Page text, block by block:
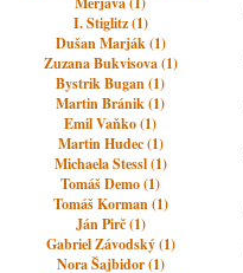
I. Stiglitz (1)
Dušan Marják (1)
Zuzana Bukvisova (1)
Bystrik Bugan (1)
Martin Bránik (1)
Emil Vaňko (1)
Martin Hudec (1)
Michaela Stessl (1)
Tomáš Demo (1)
Tomáš Korman (1)
Ján Pirč (1)
Gabriel Závodský (1)
Nora Šajbidor (1)